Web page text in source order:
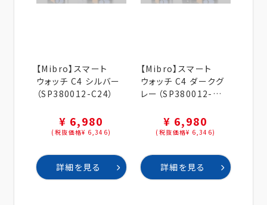
【Mibro】スマート
ウォッチ C4 シルバー
（SP380012-C24）
¥ 6,980
(税抜価格¥ 6,346)
詳細を見る
【Mibro】スマート
ウォッチ C4 ダークグ
レー（SP380012-
¥ 6,980
(税抜価格¥ 6,346)
詳細を見る